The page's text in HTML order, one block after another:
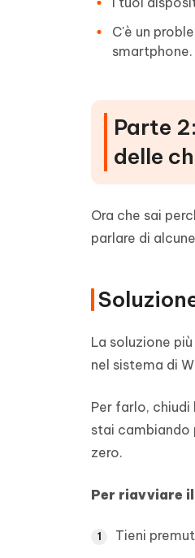
C'è un
smartphone.
Parte
delle
Ora che sai
parlare di
La soluzione
nel sistema di
Per farlo,
stai cambiando
zero.
Per riavviare
Tieni